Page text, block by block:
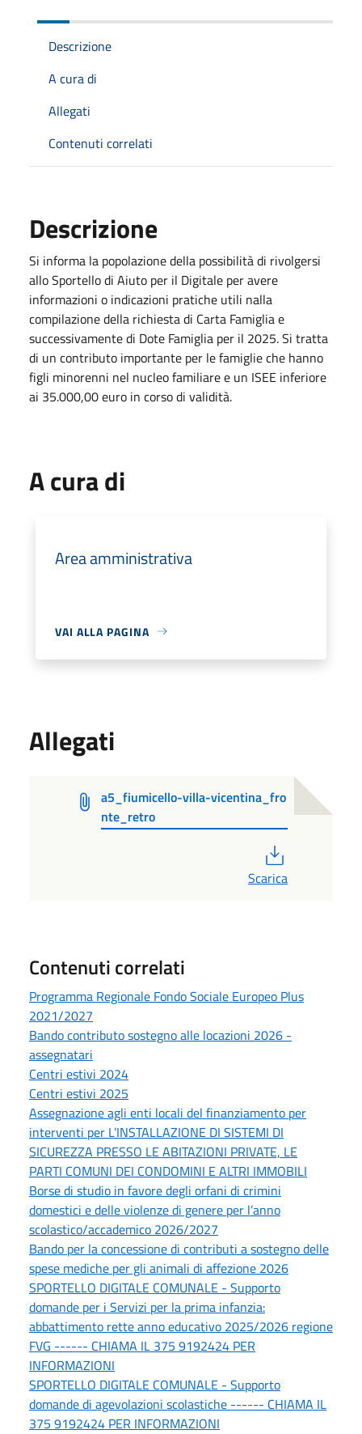
Descrizione
A cura di
Allegati
Contenuti correlati
Descrizione
Si informa la popolazione della possibilità di rivolgersi
allo Sportello di Aiuto per il Digitale per avere
informazioni o indicazioni pratiche utili nalla
compilazione della richiesta di Carta Famiglia e
successivamente di Dote Famiglia per il 2025. Si tratta
di un contributo importante per le famiglie che hanno
figli minorenni nel nucleo familiare e un ISEE inferiore
ai 35.000,00 euro in corso di validità.
A cura di
Area amministrativa
VAI ALLA PAGINA
Allegati
a5_fiumicello-villa-vicentina_fro
nte_retro
Scarica
Contenuti correlati
Programma Regionale Fondo Sociale Europeo Plus
2021/2027
Bando contributo sostegno alle locazioni 2026 -
assegnatari
Centri estivi 2024
Centri estivi 2025
Assegnazione agli enti locali del finanziamento per
interventi per L’INSTALLAZIONE DI SISTEMI DI
SICUREZZA PRESSO LE ABITAZIONI PRIVATE, LE
PARTI COMUNI DEI CONDOMINI E ALTRI IMMOBILI
Borse di studio in favore degli orfani di crimini
domestici e delle violenze di genere per l’anno
scolastico/accademico 2026/2027
Bando per la concessione di contributi a sostegno delle
spese mediche per gli animali di affezione 2026
SPORTELLO DIGITALE COMUNALE - Supporto
domande per i Servizi per la prima infanzia:
abbattimento rette anno educativo 2025/2026 regione
FVG ------ CHIAMA IL 375 9192424 PER
INFORMAZIONI
SPORTELLO DIGITALE COMUNALE - Supporto
domande di agevolazioni scolastiche ------ CHIAMA IL
375 9192424 PER INFORMAZIONI